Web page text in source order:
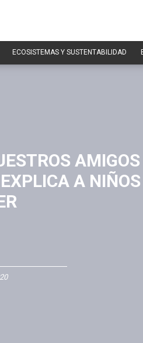
ECOSISTEMAS Y SUSTENTABILIDAD
AMIGOS
A NIÑOS